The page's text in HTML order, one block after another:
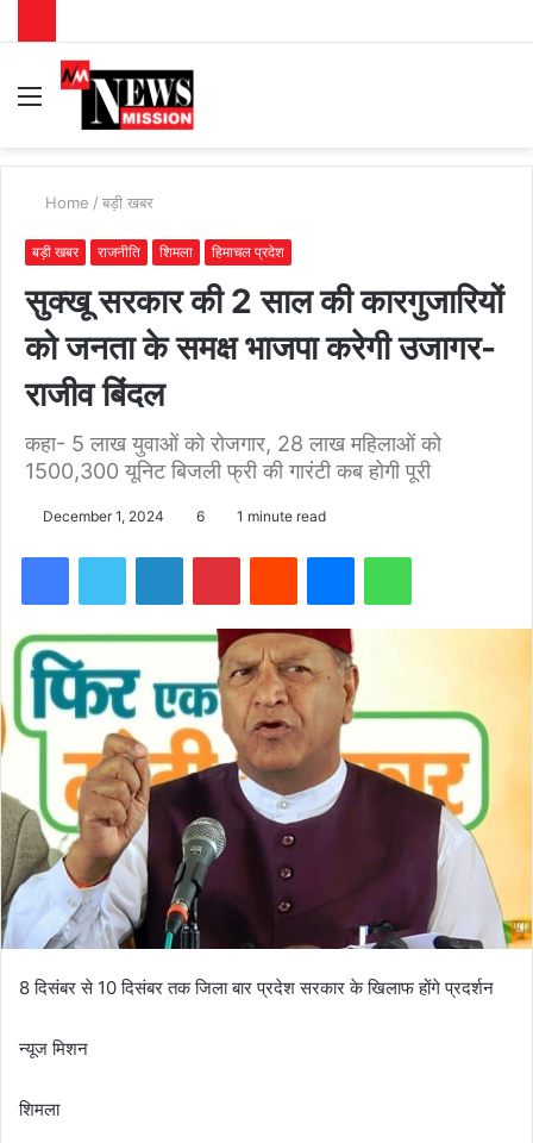
Menu
Home / बड़ी खबर
बड़ी खबर राजनीति शिमला हिमाचल प्रदेश
सुक्खू सरकार की 2 साल की कारगुजारियों
को जनता के समक्ष भाजपा करेगी उजागर-
राजीव बिंदल
कहा- 5 लाख युवाओं को रोजगार, 28 लाख महिलाओं को
1500,300 यूनिट बिजली फ्री की गारंटी कब होगी पूरी
December 1, 2024 6 1 minute read
8 दिसंबर से 10 दिसंबर तक जिला बार प्रदेश सरकार के खिलाफ होंगे प्रदर्शन
न्यूज मिशन
शिमला